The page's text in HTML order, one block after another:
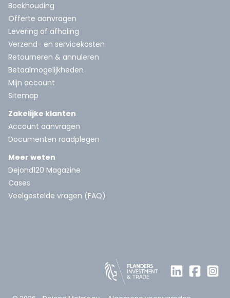
Boekhouding
Offerte aanvragen
Levering of afhaling
Verzend- en servicekosten
Retourneren & annuleren
Betaalmogelijkheden
Mijn account
Sitemap
Zakelijke klanten
Account aanvragen
Documenten raadplegen
Meer weten
Dejond120 Magazine
Cases
Veelgestelde vragen (FAQ)